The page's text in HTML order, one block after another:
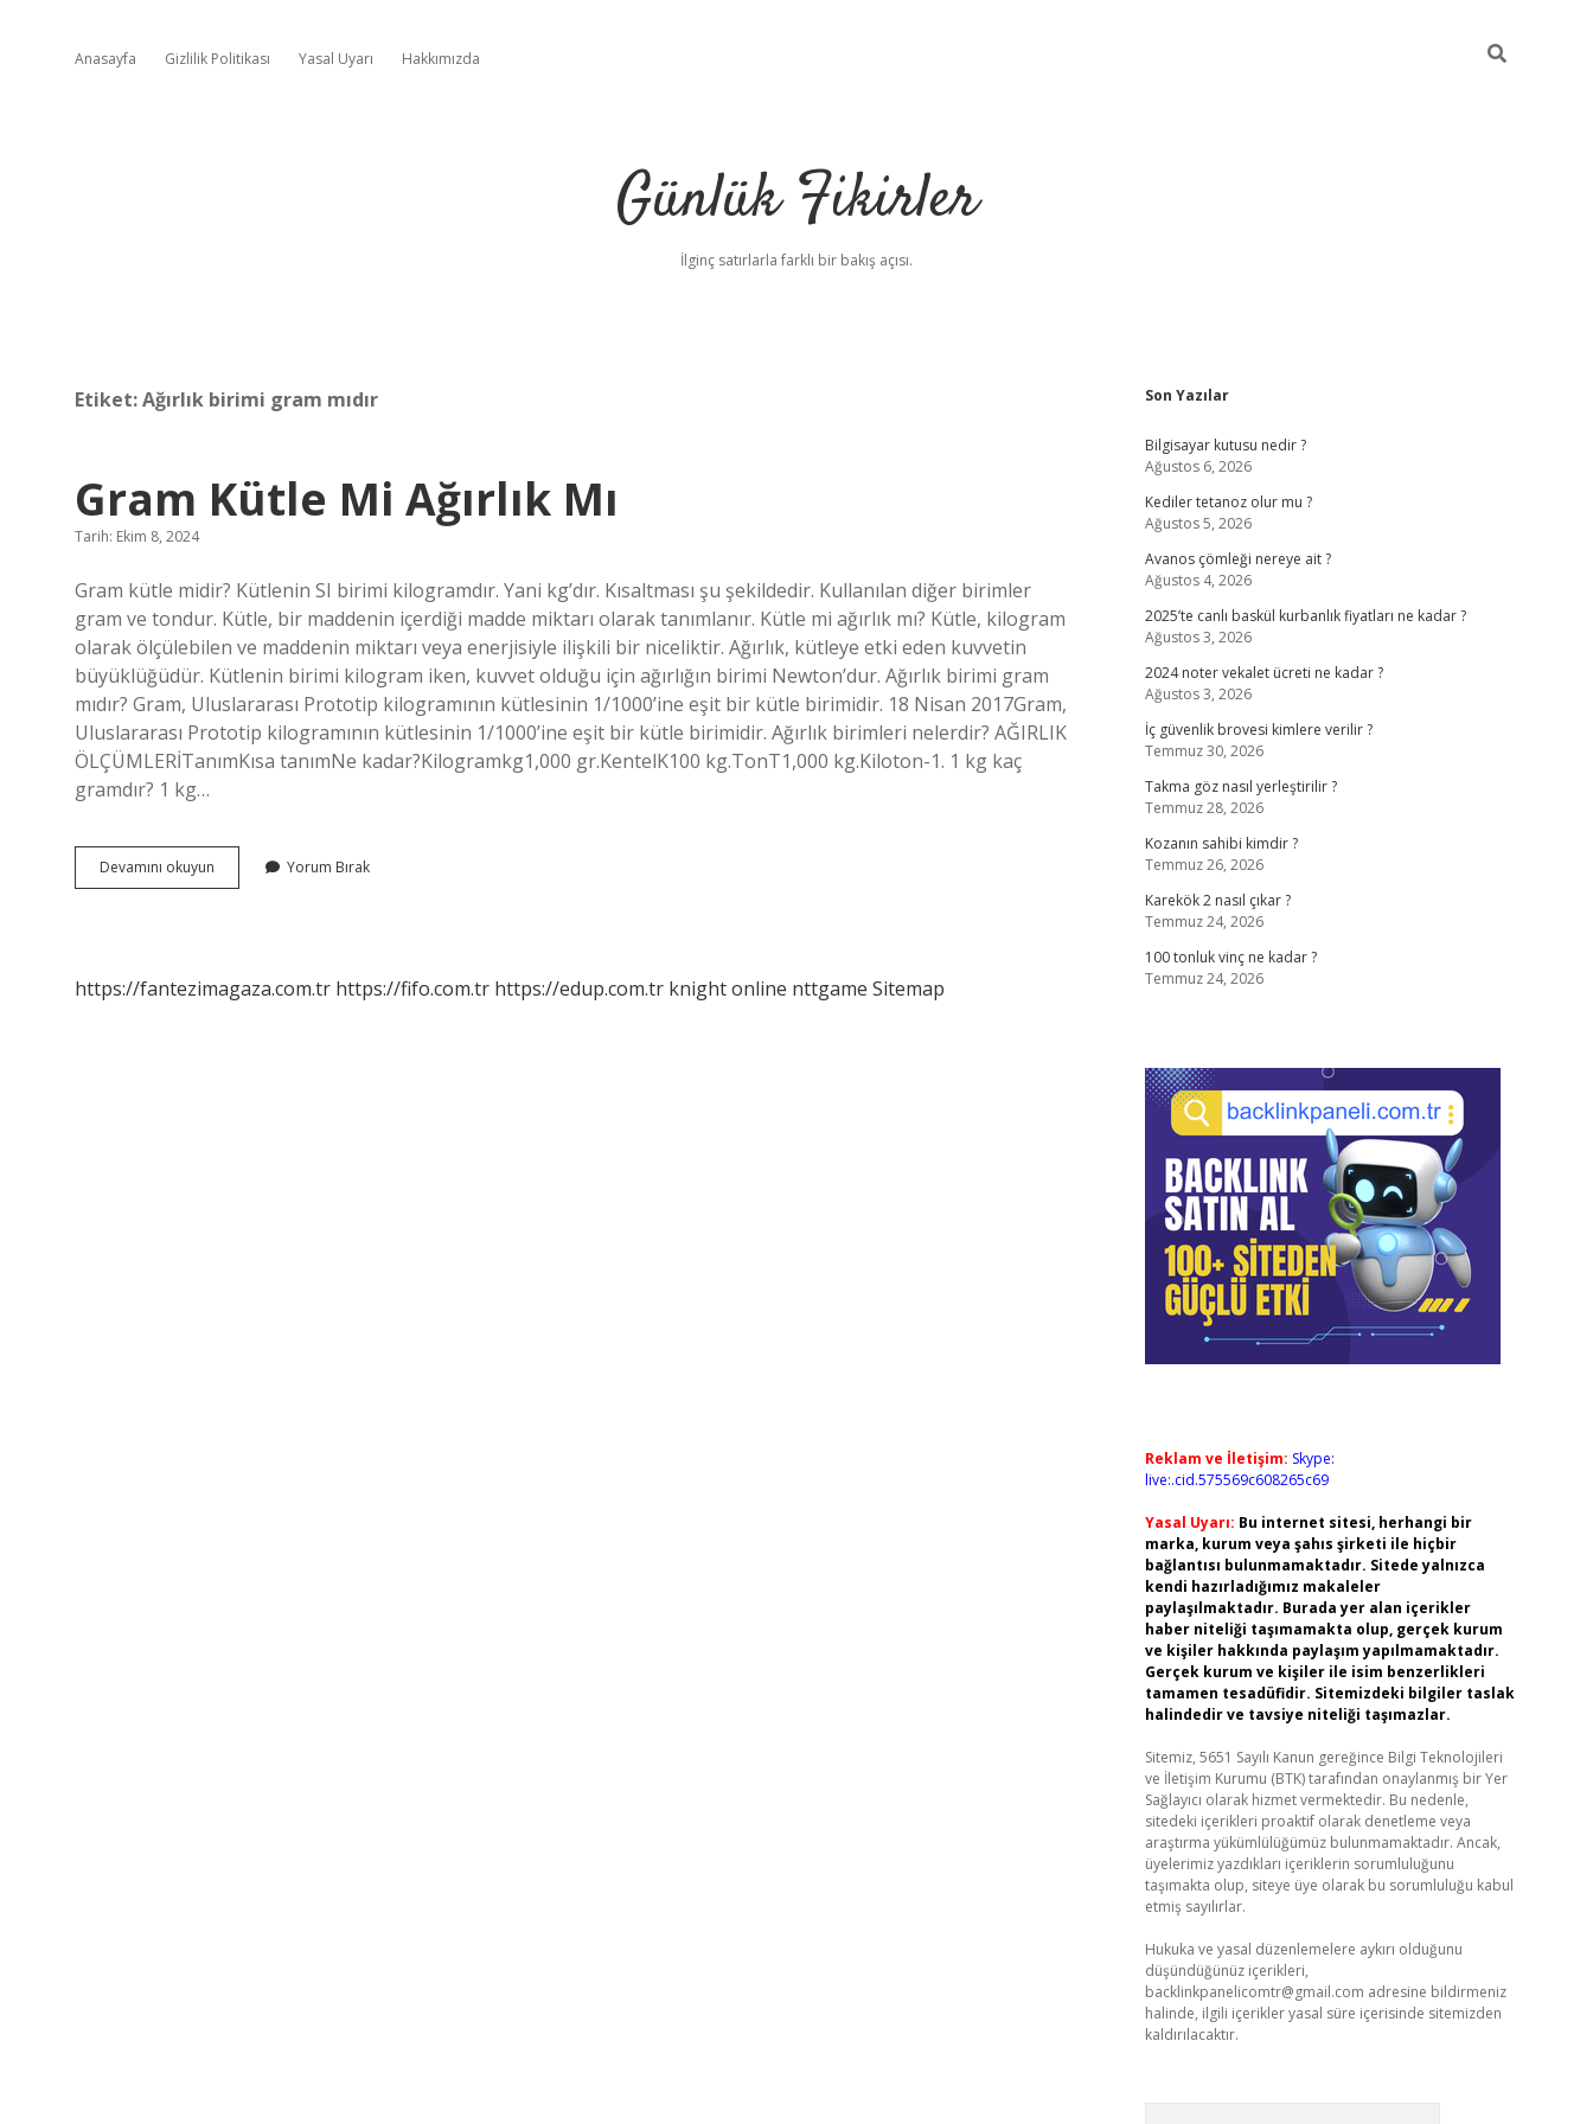
Anasayfa Gizlilik Politikası Yasal Uyarı Hakkımızda
Günlük Fikirler
İlginç satırlarla farklı bir bakış açısı.
Etiket:Ağırlık birimi gram mıdır
Gram Kütle Mi Ağırlık Mı
Tarih: Ekim 8, 2024
Gram kütle midir? Kütlenin SI birimi kilogramdır. Yani kg’dır. Kısaltması şu şekildedir. Kullanılan diğer birimler
gram ve tondur. Kütle, bir maddenin içerdiği madde miktarı olarak tanımlanır. Kütle mi ağırlık mı? Kütle, kilogram
olarak ölçülebilen ve maddenin miktarı veya enerjisiyle ilişkili bir niceliktir. Ağırlık, kütleye etki eden kuvvetin
büyüklüğüdür. Kütlenin birimi kilogram iken, kuvvet olduğu için ağırlığın birimi Newton’dur. Ağırlık birimi gram
mıdır? Gram, Uluslararası Prototip kilogramının kütlesinin 1/1000’ine eşit bir kütle birimidir. 18 Nisan 2017Gram,
Uluslararası Prototip kilogramının kütlesinin 1/1000’ine eşit bir kütle birimidir. Ağırlık birimleri nelerdir? AĞIRLIK
ÖLÇÜMLERİTanımKısa tanımNe kadar?Kilogramkg1,000 gr.KentelK100 kg.TonT1,000 kg.Kiloton-1. 1 kg kaç
gramdır? 1 kg…
Devamını okuyun
Kütle
Yorum Bırak
https://fantezimagaza.com.tr https://fifo.com.tr https://edup.com.tr knight online nttgame Sitemap
Sidebar
Son Yazılar
Bilgisayar kutusu nedir ?
Ağustos 6, 2026
Kediler tetanoz olur mu ?
Ağustos 5, 2026
Avanos çömleği nereye ait ?
Ağustos 4, 2026
2025’te canlı baskül kurbanlık fiyatları ne kadar ?
Ağustos 3, 2026
2024 noter vekalet ücreti ne kadar ?
Ağustos 3, 2026
İç güvenlik brovesi kimlere verilir ?
Temmuz 30, 2026
Takma göz nasıl yerleştirilir ?
Temmuz 28, 2026
Kozanın sahibi kimdir ?
Temmuz 26, 2026
Karekök 2 nasıl çıkar ?
Temmuz 24, 2026
100 tonluk vinç ne kadar ?
Temmuz 24, 2026
Reklam ve İletişim: Skype:
live:.cid.575569c608265c69
Yasal Uyarı: Bu internet sitesi, herhangi bir
marka, kurum veya şahıs şirketi ile hiçbir
bağlantısı bulunmamaktadır. Sitede yalnızca
kendi hazırladığımız makaleler
paylaşılmaktadır. Burada yer alan içerikler
haber niteliği taşımamakta olup, gerçek kurum
ve kişiler hakkında paylaşım yapılmamaktadır.
Gerçek kurum ve kişiler ile isim benzerlikleri
tamamen tesadüfidir. Sitemizdeki bilgiler taslak
halindedir ve tavsiye niteliği taşımazlar.
Sitemiz, 5651 Sayılı Kanun gereğince Bilgi Teknolojileri
ve İletişim Kurumu (BTK) tarafından onaylanmış bir Yer
Sağlayıcı olarak hizmet vermektedir. Bu nedenle,
sitedeki içerikleri proaktif olarak denetleme veya
araştırma yükümlülüğümüz bulunmamaktadır. Ancak,
üyelerimiz yazdıkları içeriklerin sorumluluğunu
taşımakta olup, siteye üye olarak bu sorumluluğu kabul
etmiş sayılırlar.
Hukuka ve yasal düzenlemelere aykırı olduğunu
düşündüğünüz içerikleri,
backlinkpanelicomtr@gmail.com adresine bildirmeniz
halinde, ilgili içerikler yasal süre içerisinde sitemizden
kaldırılacaktır.